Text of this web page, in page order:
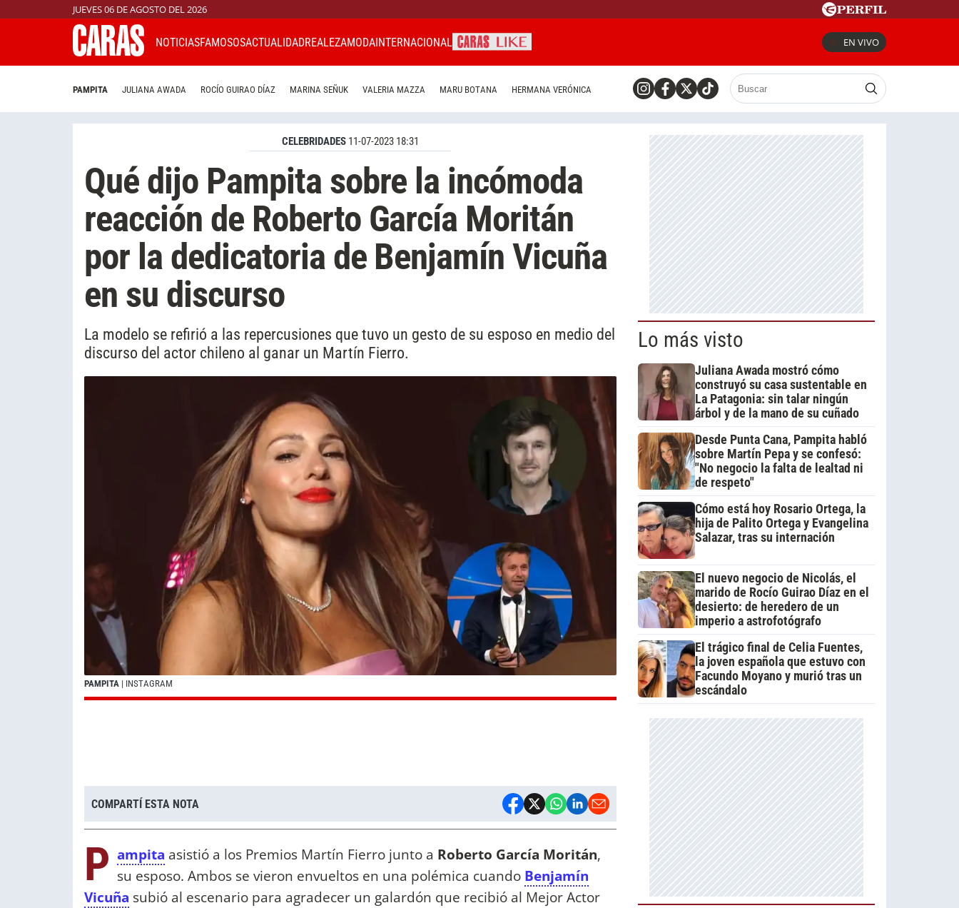
JUEVES 06 DE AGOSTO DEL 2026
NOTICIASFAMOSOSACTUALIDADREALEZAMODAINTERNACIONAL EN VIVO
PAMPITA JULIANA AWADA ROCÍO GUIRAO DÍAZ MARINA SEÑUK VALERIA MAZZA MARU BOTANA HERMANA VERÓNICA
CELEBRIDADES 11-07-2023 18:31
Qué dijo Pampita sobre la incómoda
reacción de Roberto García Moritán
por la dedicatoria de Benjamín Vicuña
en su discurso
La modelo se refirió a las repercusiones que tuvo un gesto de su esposo en medio del
discurso del actor chileno al ganar un Martín Fierro.
PAMPITA | INSTAGRAM
COMPARTÍ ESTA NOTA
P ampita asistió a los Premios Martín Fierro junto a Roberto García Moritán,
su esposo. Ambos se vieron envueltos en una polémica cuando Benjamín
Vicuña subió al escenario para agradecer un galardón que recibió al Mejor Actor
Lo más visto
Juliana Awada mostró cómo
construyó su casa sustentable en
La Patagonia: sin talar ningún
árbol y de la mano de su cuñado
Desde Punta Cana, Pampita habló
sobre Martín Pepa y se confesó:
"No negocio la falta de lealtad ni
de respeto"
Cómo está hoy Rosario Ortega, la
hija de Palito Ortega y Evangelina
Salazar, tras su internación
El nuevo negocio de Nicolás, el
marido de Rocío Guirao Díaz en el
desierto: de heredero de un
imperio a astrofotógrafo
El trágico final de Celia Fuentes,
la joven española que estuvo con
Facundo Moyano y murió tras un
escándalo